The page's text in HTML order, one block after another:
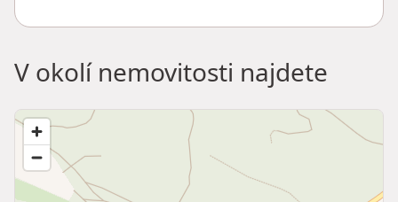
V okolí nemovitosti najdete